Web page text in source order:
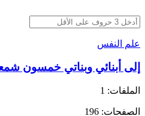
علم النفس
إلى أبنائي وبناتي خمسون
الملفات: 1
الصفحات: 196